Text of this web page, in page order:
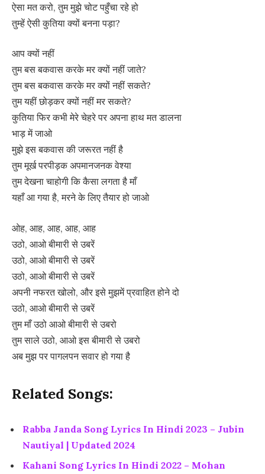
ऐसा मत करो, तुम मुझे चोट पहुँचा रहे हो
तुम्हें ऐसी कुतिया क्यों बनना पड़ा?
आप क्यों नहीं
तुम बस बकवास करके मर क्यों नहीं जाते?
तुम बस बकवास करके मर क्यों नहीं सकते?
तुम यहीं छोड़कर क्यों नहीं मर सकते?
कुतिया फिर कभी मेरे चेहरे पर अपना हाथ मत डालना
भाड़ में जाओ
मुझे इस बकवास की जरूरत नहीं है
तुम मूर्ख परपीड़क अपमानजनक वेश्या
तुम देखना चाहोगी कि कैसा लगता है माँ
यहाँ आ गया है, मरने के लिए तैयार हो जाओ
ओह, आह, आह, आह, आह
उठो, आओ बीमारी से उबरें
उठो, आओ बीमारी से उबरें
उठो, आओ बीमारी से उबरें
अपनी नफरत खोलो, और इसे मुझमें प्रवाहित होने दो
उठो, आओ बीमारी से उबरें
तुम माँ उठो आओ बीमारी से उबरो
तुम साले उठो, आओ इस बीमारी से उबरो
अब मुझ पर पागलपन सवार हो गया है
Related Songs:
Rabba Janda Song Lyrics In Hindi 2023 – Jubin
Nautiyal | Updated 2024
Kahani Song Lyrics In Hindi 2022 – Mohan